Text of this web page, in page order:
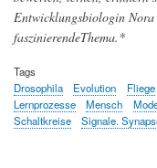
Entwicklungsbiologin
faszinierendeThema.*
Tags
Drosophila
Evolution Fliege
Lernprozesse
Mensch
Schaltkreise
Signale.